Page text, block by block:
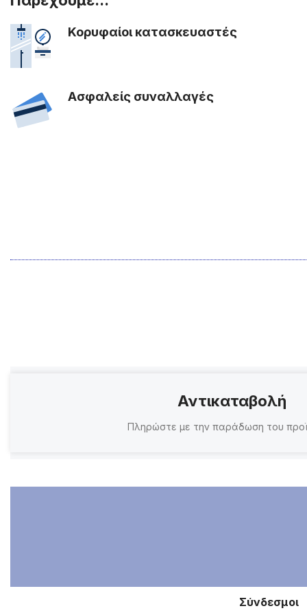
Κορυφαίοι κατασκευαστές
Ασφαλείς συναλλαγές
Αντικαταβολή
Πληρώστε με την παράδωση του
Σύνδεσμοι